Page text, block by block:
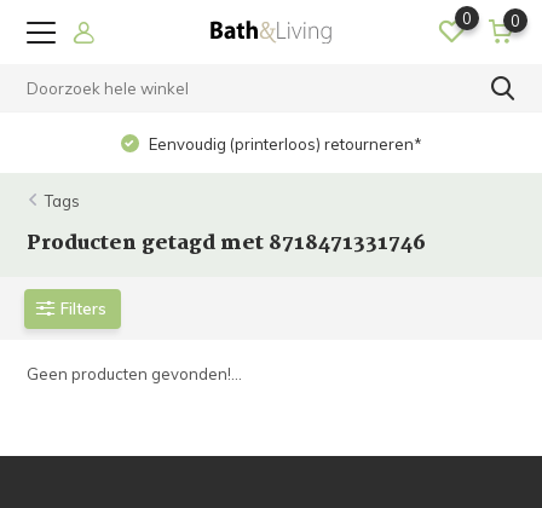
0 0
Eenvoudig (printerloos) retourneren*
Tags
Producten getagd met 8718471331746
Filters
Geen producten gevonden!...